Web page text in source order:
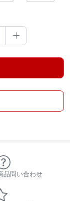

品問い合わせ